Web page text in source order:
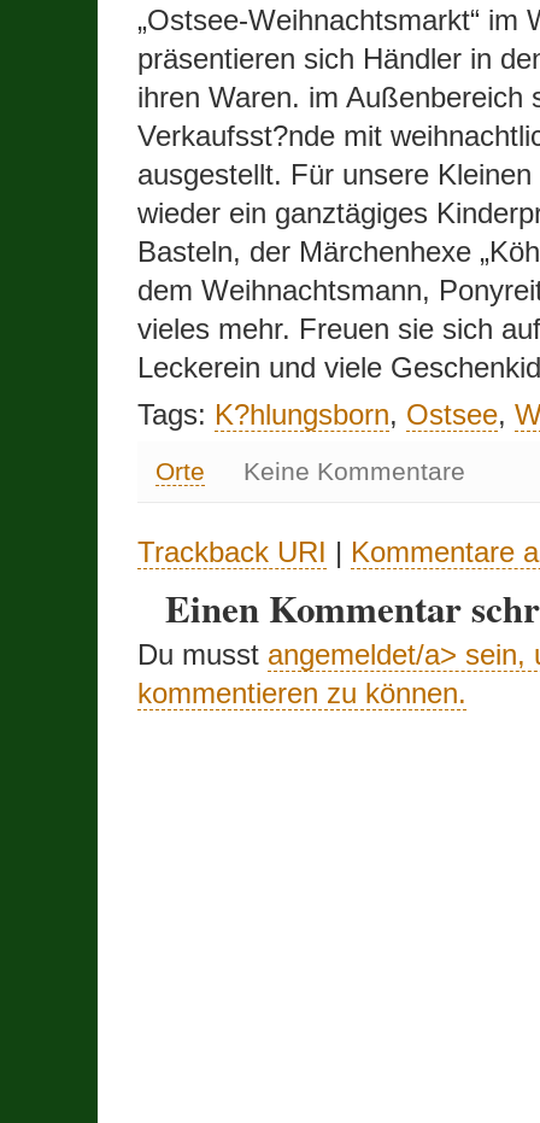
„Ostsee-Weihnachtsmarkt“ im
präsentieren sich Händler in
ihren Waren. im Außenbereich
Verkaufsst?nde mit
ausgestellt. Für unsere Kleinen
wieder ein ganztägiges
Basteln, der Märchenhexe
dem Weihnachtsmann,
vieles mehr. Freuen sie sich
Leckerein und viele
Tags: K?hlungsborn, Ostsee,
Orte Keine Kommentare
Trackback URI | Kommentare
Einen Kommentar
Du musst angemeldet/a> sein,
kommentieren zu können.